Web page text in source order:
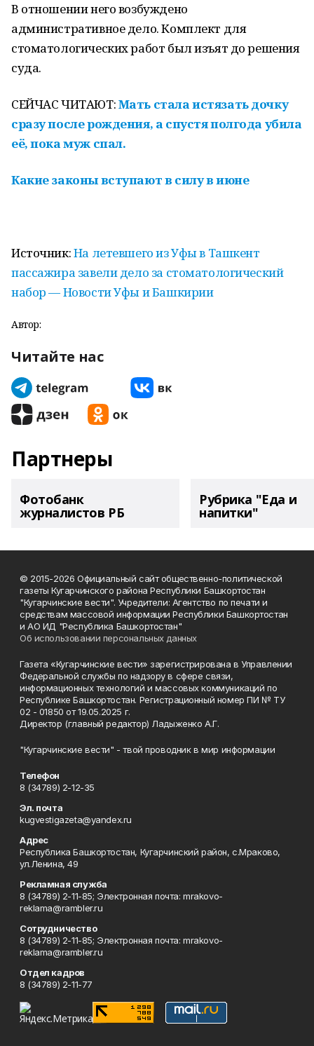
В отношении него возбуждено
административное дело. Комплект для
стоматологических работ был изъят до решения
суда.
СЕЙЧАС ЧИТАЮТ:Мать стала истязать дочку
сразу после рождения, а спустя полгода убила
её, пока муж спал.
Какие законы вступают в силу в июне
Источник:На летевшего из Уфы в Ташкент
пассажира завели дело за стоматологический
набор — Новости Уфы и Башкирии
Автор:
Читайте нас
Партнеры
Фотобанк
журналистов РБ
Рубрика "Еда и
напитки"
© 2015-2026 Официальный сайт общественно-политической
газеты Кугарчинского района Республики Башкортостан
"Кугарчинские вести". Учредители: Агентство по печати и
средствам массовой информации Республики Башкортостан
и АО ИД "Республика Башкортостан"
Об использовании персональных данных
Газета «Кугарчинские вести» зарегистрирована в Управлении
Федеральной службы по надзору в сфере связи,
информационных технологий и массовых коммуникаций по
Республике Башкортостан. Регистрационный номер ПИ № ТУ
02 - 01850 от 19.05.2025 г.
Директор (главный редактор) Ладыженко А.Г.
"Кугарчинские вести" - твой проводник в мир информации
Телефон
8 (34789) 2-12-35
Эл. почта
kugvestigazeta@yandex.ru
Адрес
Республика Башкортостан, Кугарчинский район, с.Мраково,
ул.Ленина, 49
Рекламная служба
8 (34789) 2-11-85; Электронная почта: mrakovo-
reklama@rambler.ru
Сотрудничество
8 (34789) 2-11-85; Электронная почта: mrakovo-
reklama@rambler.ru
Отдел кадров
8 (34789) 2-11-77